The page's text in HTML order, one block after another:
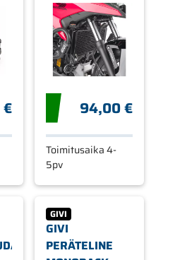
94,00 €
Toimitusaika 4-
5pv
GIVI
GIVI
PERÄTELINE